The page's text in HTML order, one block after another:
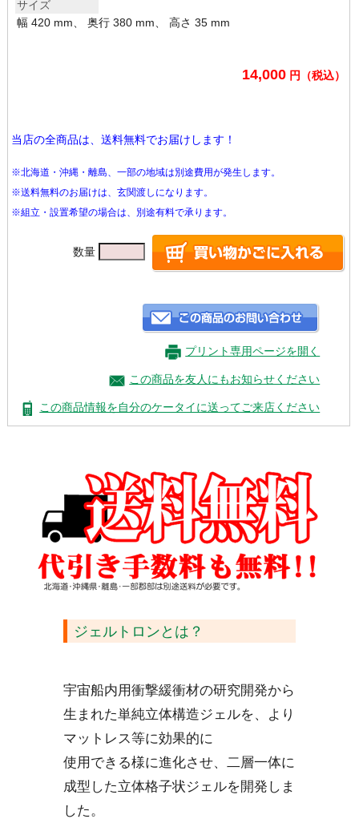
サイズ
幅 420 mm、 奥行 380 mm、 高さ 35 mm
14,000 円（税込）
当店の全商品は、送料無料でお届けします！
※北海道・沖縄・離島、一部の地域は別途費用が発生します。
※送料無料のお届けは、玄関渡しになります。
※組立・設置希望の場合は、別途有料で承ります。
数量
プリント専用ページを開く
この商品を友人にもお知らせください
この商品情報を自分のケータイに送ってご来店ください
ジェルトロンとは？
宇宙船内用衝撃緩衝材の研究開発から
生まれた単純立体構造ジェルを、より
マットレス等に効果的に
使用できる様に進化させ、二層一体に
成型した立体格子状ジェルを開発しま
した。